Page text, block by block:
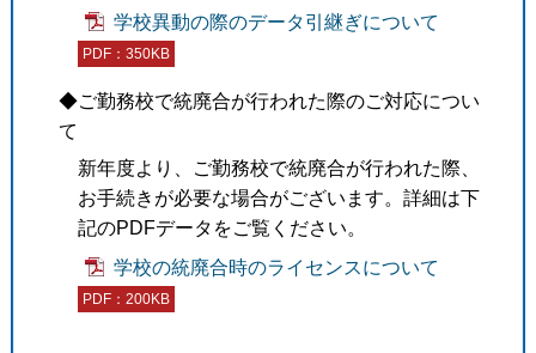
学校異動の際のデータ引継ぎについて
PDF：350KB
◆ご勤務校で統廃合が行われた際のご対応につい
て
新年度より、ご勤務校で統廃合が行われた際、
お手続きが必要な場合がございます。詳細は下
記のPDFデータをご覧ください。
学校の統廃合時のライセンスについて
PDF：200KB